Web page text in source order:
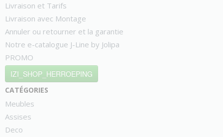
Livraison et Tarifs
Livraison avec Montage
Annuler ou retourner et la garantie
Notre e-catalogue J-Line by Jolipa
PROMO
IZI_SHOP_HERROEPING
catégories
Meubles
Assises
Deco